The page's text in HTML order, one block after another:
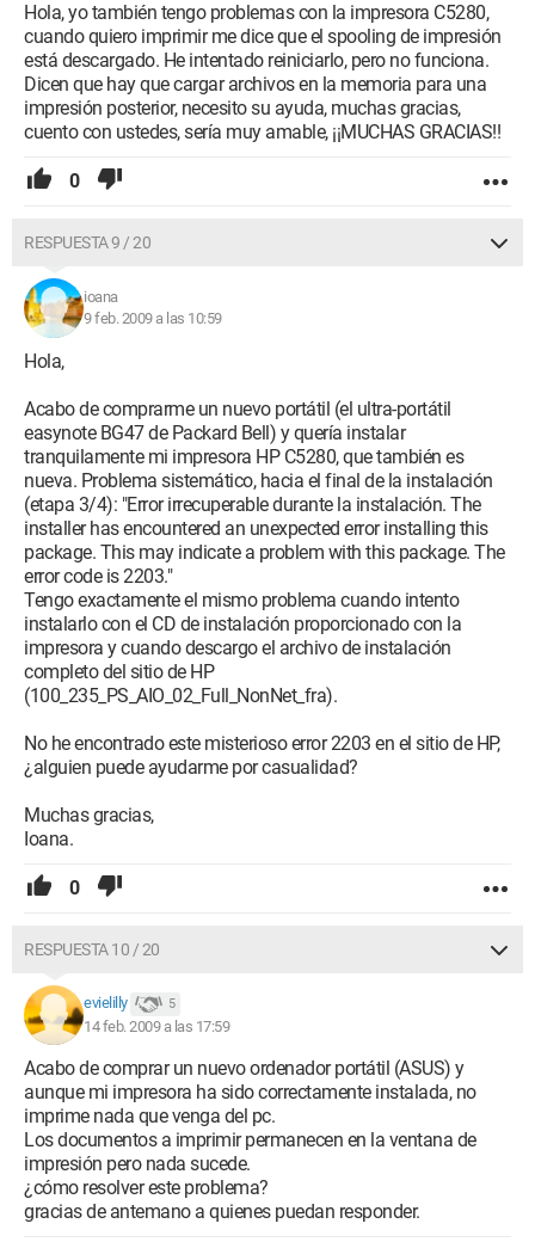
Hola, yo también tengo problemas con la impresora C5280,
cuando quiero imprimir me dice que el spooling de impresión
está descargado. He intentado reiniciarlo, pero no funciona.
Dicen que hay que cargar archivos en la memoria para una
impresión posterior, necesito su ayuda, muchas gracias,
cuento con ustedes, sería muy amable, ¡¡MUCHAS GRACIAS!!
0
RESPUESTA 9 / 20
ioana
9 feb. 2009 a las 10:59
Hola,
Acabo de comprarme un nuevo portátil (el ultra-portátil
easynote BG47 de Packard Bell) y quería instalar
tranquilamente mi impresora HP C5280, que también es
nueva. Problema sistemático, hacia el final de la instalación
(etapa 3/4): "Error irrecuperable durante la instalación. The
installer has encountered an unexpected error installing this
package. This may indicate a problem with this package. The
error code is 2203."
Tengo exactamente el mismo problema cuando intento
instalarlo con el CD de instalación proporcionado con la
impresora y cuando descargo el archivo de instalación
completo del sitio de HP
(100_235_PS_AIO_02_Full_NonNet_fra).
No he encontrado este misterioso error 2203 en el sitio de HP,
¿alguien puede ayudarme por casualidad?
Muchas gracias,
Ioana.
0
RESPUESTA 10 / 20
evielilly 5
14 feb. 2009 a las 17:59
Acabo de comprar un nuevo ordenador portátil (ASUS) y
aunque mi impresora ha sido correctamente instalada, no
imprime nada que venga del pc.
Los documentos a imprimir permanecen en la ventana de
impresión pero nada sucede.
¿cómo resolver este problema?
gracias de antemano a quienes puedan responder.